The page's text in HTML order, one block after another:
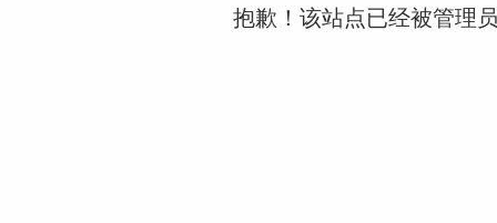
抱歉！该站点已经被管理